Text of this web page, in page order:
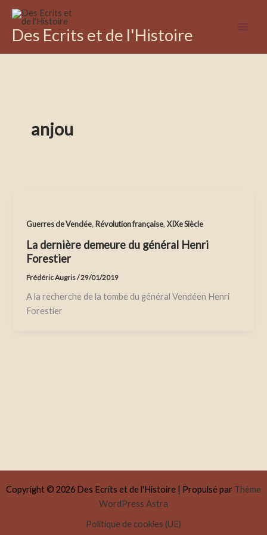
contenu
Des Ecrits et de l'Histoire
anjou
Guerres de Vendée,Révolution française,XIXe Siècle
La dernière demeure du général Henri
Forestier
Frédéric Augris/29/01/2019
A la recherche de la tombe du général Vendéen Henri
Forestier
Copyright © 2026 Des Ecrits et de l'Histoire | Propulsé par Thème
WordPress Astra
Politique de cookies (UE)